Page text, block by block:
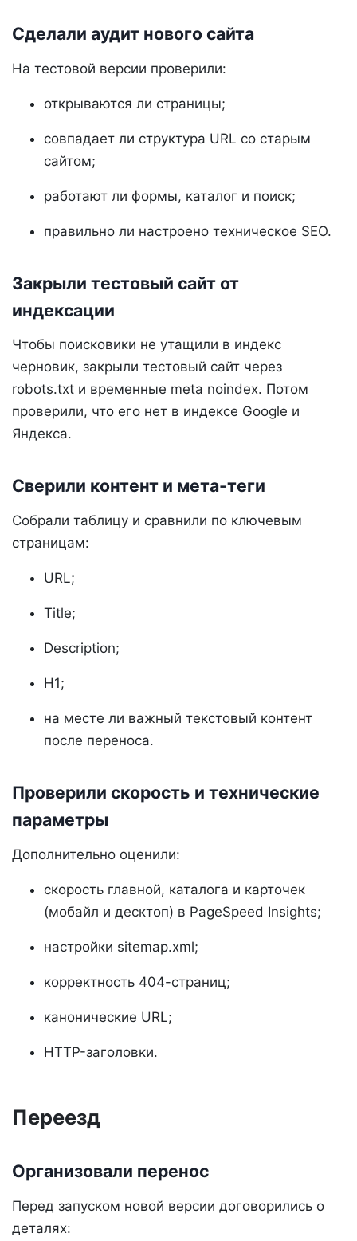
Сделали аудит нового сайта
На тестовой версии проверили:
открываются ли страницы;
совпадает ли структура URL со старым
сайтом;
работают ли формы, каталог и поиск;
правильно ли настроено техническое SEO.
Закрыли тестовый сайт от
индексации
Чтобы поисковики не утащили в индекс
черновик, закрыли тестовый сайт через
robots.txt и временные meta noindex. Потом
проверили, что его нет в индексе Google и
Яндекса.
Сверили контент и мета-теги
Собрали таблицу и сравнили по ключевым
страницам:
URL;
Title;
Description;
H1;
на месте ли важный текстовый контент
после переноса.
Проверили скорость и технические
параметры
Дополнительно оценили:
скорость главной, каталога и карточек
(мобайл и десктоп) в PageSpeed Insights;
настройки sitemap.xml;
корректность 404-страниц;
канонические URL;
HTTP-заголовки.
Переезд
Организовали перенос
Перед запуском новой версии договорились о
деталях: